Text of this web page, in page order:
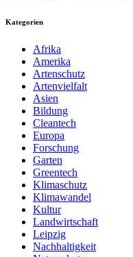
Kategorien
Afrika
Amerika
Artenschutz
Artenvielfalt
Asien
Bildung
Cleantech
Europa
Forschung
Garten
Greentech
Klimaschutz
Klimawandel
Kultur
Landwirtschaft
Leipzig
Nachhaltigkeit